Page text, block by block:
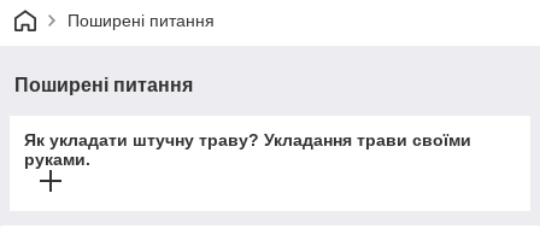
Поширені питання
Поширені питання
Як укладати штучну траву? Укладання трави своїми
руками.